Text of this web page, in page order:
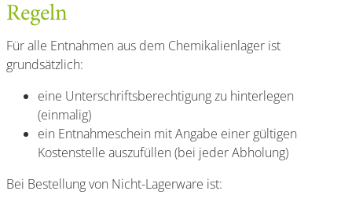
Regeln
Für alle Entnahmen aus dem Chemikalienlager ist
grundsätzlich:
eine Unterschriftsberechtigung zu hinterlegen
(einmalig)
ein Entnahmeschein mit Angabe einer gültigen
Kostenstelle auszufüllen (bei jeder Abholung)
Bei Bestellung von Nicht-Lagerware ist: